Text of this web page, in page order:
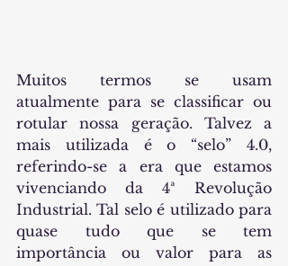
Muitos termos se usam
atualmente para se classificar ou
rotular nossa geração. Talvez a
mais utilizada é o “selo” 4.0,
referindo-se a era que estamos
vivenciando da 4ª Revolução
Industrial. Tal selo é utilizado para
quase tudo que se tem
importância ou valor para as